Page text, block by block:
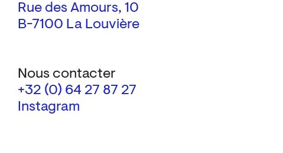
Rue des Amours, 10
B-7100 La Louvière
Nous contacter
+32 (0) 64 27 87 27
Instagram